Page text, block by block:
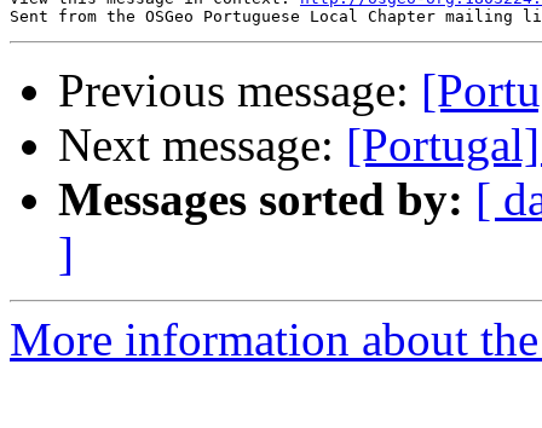
Previous message:
Next message:
Messages sorted by: [
]
More information about